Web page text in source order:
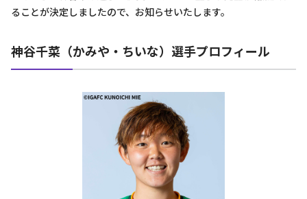
ることが決定しましたので、お知らせいたします。
神谷千菜（かみや・ちいな）選手プロフィール